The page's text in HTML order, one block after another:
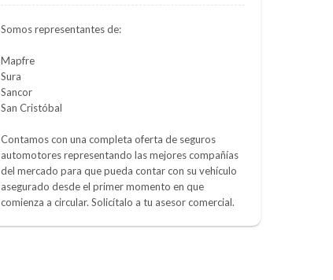
Somos representantes de:
Mapfre
Sura
Sancor
San Cristóbal
Contamos con una completa oferta de seguros
automotores representando las mejores compañías
del mercado para que pueda contar con su vehículo
asegurado desde el primer momento en que
comienza a circular. Solicítalo a tu asesor comercial.